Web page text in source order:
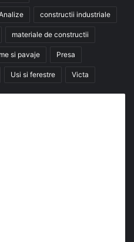
constructii industriale
materiale de constructii
si pavaje Presa
Usi si ferestre Victa